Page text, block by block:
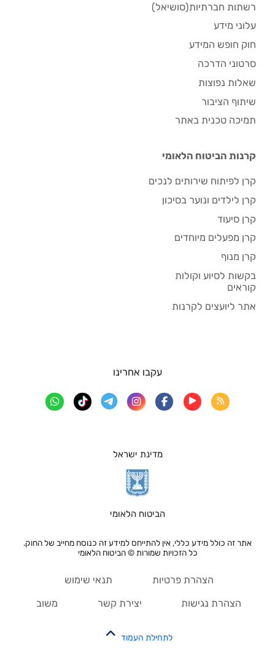
רשתות חברתיות(סושיאל)
עלוני מידע
חוק חופש המידע
סרטוני הדרכה
שאלות נפוצות
שיתוף הציבור
תמיכה טכנית באתר
קרנות הביטוח הלאומי
קרן לפיתוח שירותים לנכים
קרן לילדים ונוער בסיכון
קרן סיעוד
קרן מפעלים מיוחדים
קרן מנוף
בקשות לסיוע וקולות
קוראים
אתר ליועצים לקרנות
מדינת ישראל
הביטוח הלאומי
אתר זה כולל מידע כללי, אין להתייחס למידע זה כנוסח מחייב של החוק.
כל הזכויות שמורות © הביטוח הלאומי
עקבו אחרינו
הצהרת פרטיות תנאי שימוש
הצהרת נגישות יצירת קשר משוב
לתחילת העמוד